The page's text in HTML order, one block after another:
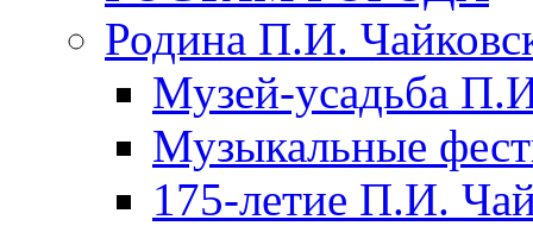
Родина П.И.
Музей-усадьба
Музыкальные
175-летие П.И.